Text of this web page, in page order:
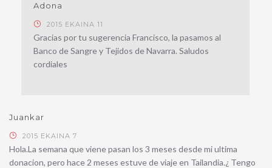
Adona
2015 EKAINA 11
Gracias por tu sugerencia Francisco, la pasamos al
Banco de Sangre y Tejidos de Navarra. Saludos
cordiales
Juankar
2015 EKAINA 7
Hola.La semana que viene pasan los 3 meses desde mi ultima
donacion, pero hace 2 meses estuve de viaje en Tailandia.¿ Tengo